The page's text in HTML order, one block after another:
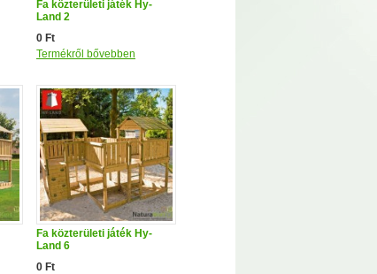
Fa közterületi játék Hy-
Land 2
0 Ft
Termékről bővebben
Fa közterületi játék Hy-
Land 6
0 Ft